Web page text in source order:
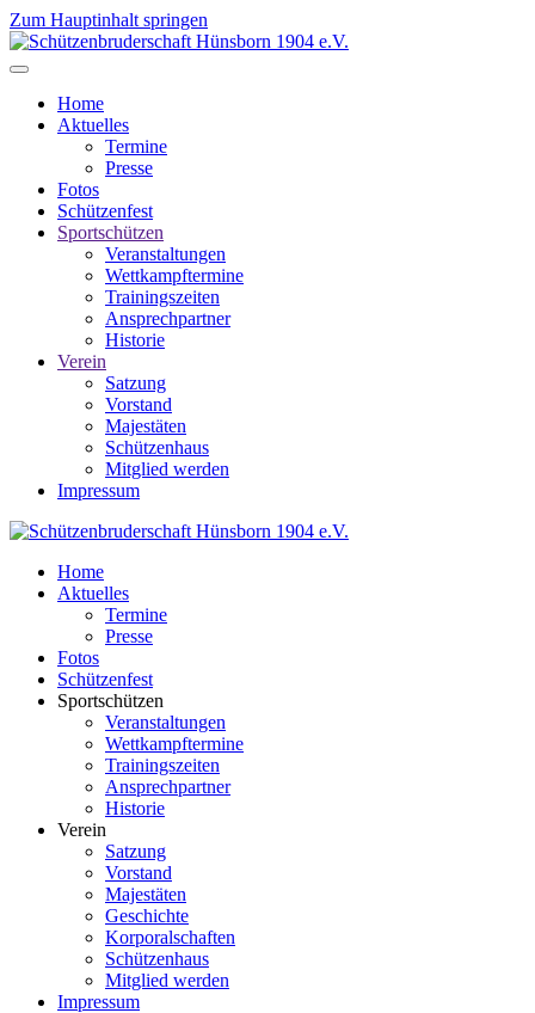
Zum Hauptinhalt springen
Home
Aktuelles
Termine
Presse
Fotos
Schützenfest
Sportschützen
Veranstaltungen
Wettkampftermine
Trainingszeiten
Ansprechpartner
Historie
Verein
Satzung
Vorstand
Majestäten
Schützenhaus
Mitglied werden
Impressum
Home
Aktuelles
Termine
Presse
Fotos
Schützenfest
Sportschützen
Veranstaltungen
Wettkampftermine
Trainingszeiten
Ansprechpartner
Historie
Verein
Satzung
Vorstand
Majestäten
Geschichte
Korporalschaften
Schützenhaus
Mitglied werden
Impressum